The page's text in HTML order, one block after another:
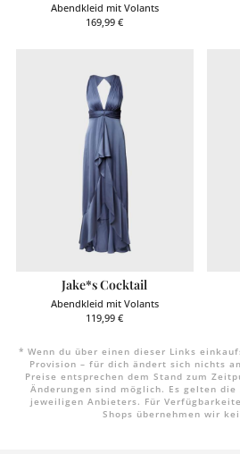
Abendkleid mit Volants
169,99 €
Jake*s Cocktail
Abendkleid mit Volants
119,99 €
* Wenn du über einen dieser Links
Provision – für dich ändert sich nichts
Preise entsprechen dem Stand zum
Änderungen sind möglich. Es gelten die
jeweiligen Anbieters. Für
Shops übernehmen wir